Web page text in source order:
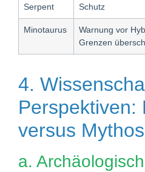
Serpent
Schutz
Minotaurus
Warnung vor
Grenzen
4.
Perspektiven:
versus Mythos
a.